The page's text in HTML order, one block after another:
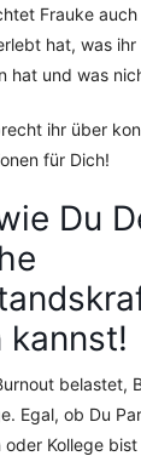
Frauke auch
hat, was
hat und was
ihr über
für Dich!
Du
kannst!
belastet,
Egal, ob Du
oder Kollege